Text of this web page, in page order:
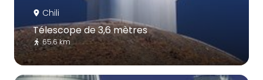
Chili
Télescope de 3,6 mètres
65.6 km